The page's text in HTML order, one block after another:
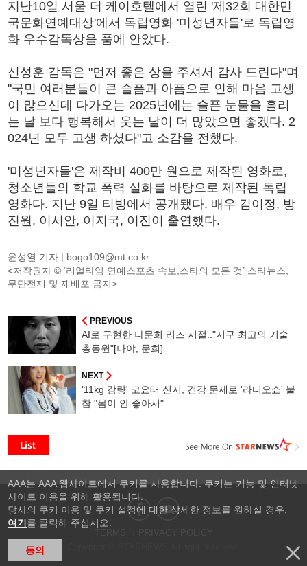
지난10일 서울 더 케이호텔에서 열린 '제32회 대한민
국문화연예대상'에서 독립영화 '미성년자들'로 독립영
화 우수감독상을 품에 안았다.
신성훈 감독은 "먼저 좋은 상을 주셔서 감사 드린다"며
"국민 여러분들이 큰 슬픔과 아픔으로 인해 마음 고생
이 많으신데 다가오는 2025년에는 슬픈 눈물을 흘리
는 날 보다 행복해서 웃는 날이 더 많았으면 좋겠다. 2
024년 모두 고생 하셨다"고 소감을 전했다.
'미성년자들'은 제작비 400만 원으로 제작된 영화로,
청소년들의 학교 폭력 실화를 바탕으로 제작된 독립
영화다. 지난 9일 티빙에서 공개됐다. 배우 김이정, 방
진원, 이시안, 이지국, 이진이 출연했다.
윤성열 기자 | bogo109@mt.co.kr
<저작권자 © ‘리얼타임 연예스포츠 속보,스타의 모든 것’ 스타뉴스,
무단전재 및 재배포 금지>
PREVIOUS
AI로 구현한 나문희 리즈 시절.."지구 최고의 기술
총동원"[나야, 문희]
NEXT
'11kg 감량' 코요태 신지, 건강 문제로 '라디오쇼' 불
참 "몸이 안 좋아서"
AAA는 AAA 웹사이트에서 쿠키를 사용합니다. 쿠키는 기능 및 인터넷
사이트 이용을 위해 활용됩니다.
당사의 쿠키 이용 및 쿠키 설정에 대한 상세한 정보를 원하실 경우,
여기 를 클릭해 주십시오.
동의